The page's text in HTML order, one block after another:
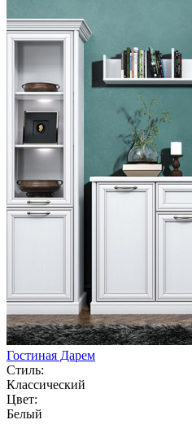
Гостиная Дарем
Стиль:
Классический
Цвет:
Белый